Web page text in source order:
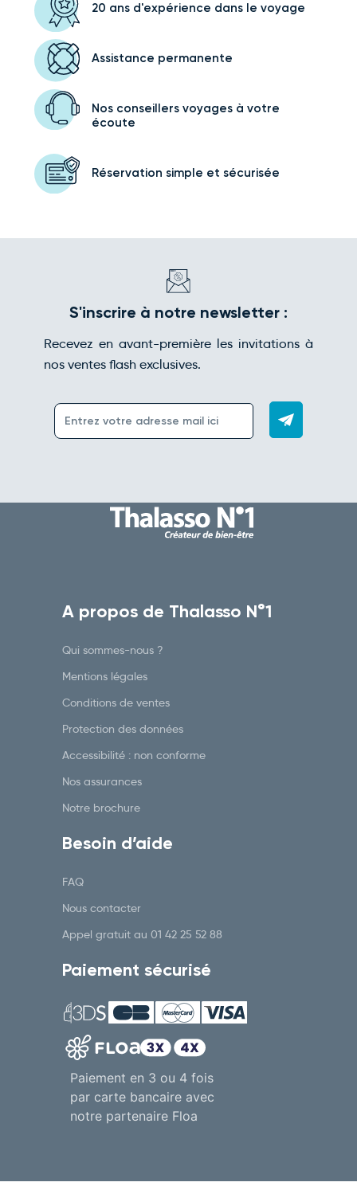
20 ans d'expérience dans le voyage
Assistance permanente
Nos conseillers voyagesà votre
écoute
Réservation simple et sécurisée
S'inscrire à notre newsletter :
Recevez en avant-première les invitations à
nos ventes flash exclusives.
A propos de Thalasso N°1
Qui sommes-nous ?
Mentions légales
Conditions de ventes
Protection des données
Accessibilité : non conforme
Nos assurances
Notre brochure
Besoin d’aide
FAQ
Nous contacter
Appel gratuit au 01 42 25 52 88
Paiement sécurisé
Paiement en 3 ou 4 fois
par carte bancaire avec
notre partenaire Floa